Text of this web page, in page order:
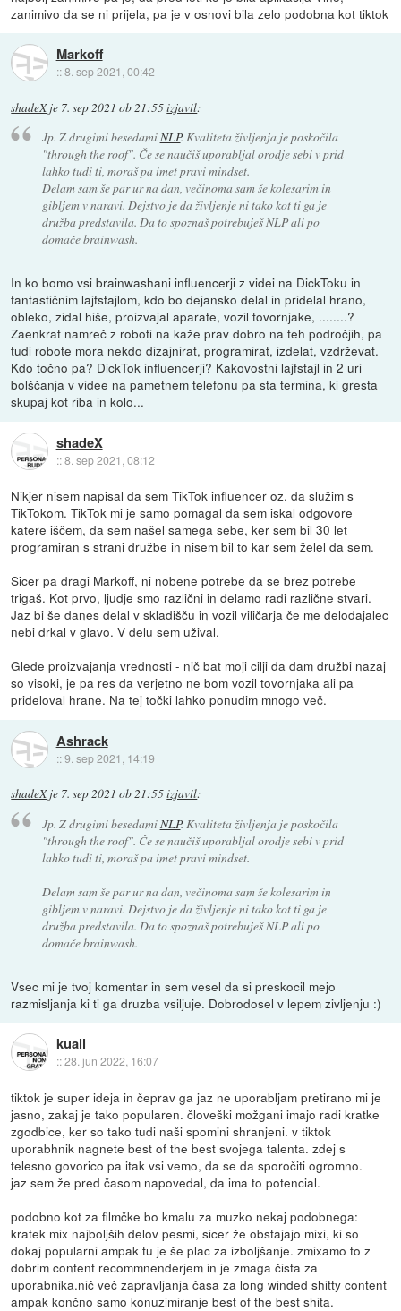
zanimivo da se ni prijela, pa je v osnovi bila zelo podobna kot tiktok
Markoff
::8. sep 2021, 00:42
shadeXje 7. sep 2021 ob 21:55izjavil:
Jp. Z drugimi besedamiNLP. Kvaliteta življenja je poskočila
"through the roof". Če se naučiš uporabljal orodje sebi v prid
lahko tudi ti, moraš pa imet pravi mindset.
Delam sam še par ur na dan, večinoma sam še kolesarim in
gibljem v naravi. Dejstvo je da življenje ni tako kot ti ga je
družba predstavila. Da to spoznaš potrebuješ NLP ali po
domače brainwash.
In ko bomo vsi brainwashani influencerji z videi na DickToku in
fantastičnim lajfstajlom, kdo bo dejansko delal in pridelal hrano,
obleko, zidal hiše, proizvajal aparate, vozil tovornjake, ........?
Zaenkrat namreč z roboti na kaže prav dobro na teh področjih, pa
tudi robote mora nekdo dizajnirat, programirat, izdelat, vzdrževat.
Kdo točno pa? DickTok influencerji? Kakovostni lajfstajl in 2 uri
bolščanja v videe na pametnem telefonu pa sta termina, ki gresta
skupaj kot riba in kolo...
shadeX
::8. sep 2021, 08:12
Nikjer nisem napisal da sem TikTok influencer oz. da služim s
TikTokom. TikTok mi je samo pomagal da sem iskal odgovore
katere iščem, da sem našel samega sebe, ker sem bil 30 let
programiran s strani družbe in nisem bil to kar sem želel da sem.
Sicer pa dragi Markoff, ni nobene potrebe da se brez potrebe
trigaš. Kot prvo, ljudje smo različni in delamo radi različne stvari.
Jaz bi še danes delal v skladišču in vozil viličarja če me delodajalec
nebi drkal v glavo. V delu sem užival.
Glede proizvajanja vrednosti - nič bat moji cilji da dam družbi nazaj
so visoki, je pa res da verjetno ne bom vozil tovornjaka ali pa
prideloval hrane. Na tej točki lahko ponudim mnogo več.
Ashrack
::9. sep 2021, 14:19
shadeXje 7. sep 2021 ob 21:55izjavil:
Jp. Z drugimi besedamiNLP. Kvaliteta življenja je poskočila
"through the roof". Če se naučiš uporabljal orodje sebi v prid
lahko tudi ti, moraš pa imet pravi mindset.
Delam sam še par ur na dan, večinoma sam še kolesarim in
gibljem v naravi. Dejstvo je da življenje ni tako kot ti ga je
družba predstavila. Da to spoznaš potrebuješ NLP ali po
domače brainwash.
Vsec mi je tvoj komentar in sem vesel da si preskocil mejo
razmisljanja ki ti ga druzba vsiljuje. Dobrodosel v lepem zivljenju :)
kuall
::28. jun 2022, 16:07
tiktok je super ideja in čeprav ga jaz ne uporabljam pretirano mi je
jasno, zakaj je tako popularen. človeški možgani imajo radi kratke
zgodbice, ker so tako tudi naši spomini shranjeni. v tiktok
uporabhnik nagnete best of the best svojega talenta. zdej s
telesno govorico pa itak vsi vemo, da se da sporočiti ogromno.
jaz sem že pred časom napovedal, da ima to potencial.
podobno kot za filmčke bo kmalu za muzko nekaj podobnega:
kratek mix najboljših delov pesmi, sicer že obstajajo mixi, ki so
dokaj popularni ampak tu je še plac za izboljšanje. zmixamo to z
dobrim content recommnenderjem in je zmaga čista za
uporabnika.nič več zapravljanja časa za long winded shitty content
ampak končno samo konuzimiranje best of the best shita.